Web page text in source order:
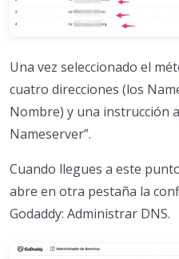
Una vez seleccionado el
cuatro direcciones (los
Nombre) y una instrucción
Nameserver”.
Cuando llegues a este
abre en otra pestaña la
Godaddy: Administrar DNS.